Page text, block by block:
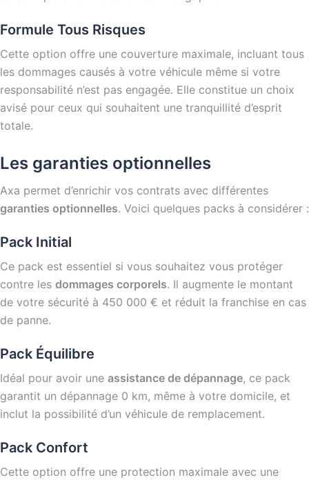
Formule Tous Risques
Cette option offre une couverture maximale, incluant tous
les dommages causés à votre véhicule même si votre
responsabilité n’est pas engagée. Elle constitue un choix
avisé pour ceux qui souhaitent une tranquillité d’esprit
totale.
Les garanties optionnelles
Axa permet d’enrichir vos contrats avec différentes
garanties optionnelles. Voici quelques packs à considérer :
Pack Initial
Ce pack est essentiel si vous souhaitez vous protéger
contre les dommages corporels. Il augmente le montant
de votre sécurité à 450 000 € et réduit la franchise en cas
de panne.
Pack Équilibre
Idéal pour avoir une assistance de dépannage, ce pack
garantit un dépannage 0 km, même à votre domicile, et
inclut la possibilité d’un véhicule de remplacement.
Pack Confort
Cette option offre une protection maximale avec une